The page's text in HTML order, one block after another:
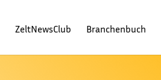
ZeltNewsClub Branchenbuch